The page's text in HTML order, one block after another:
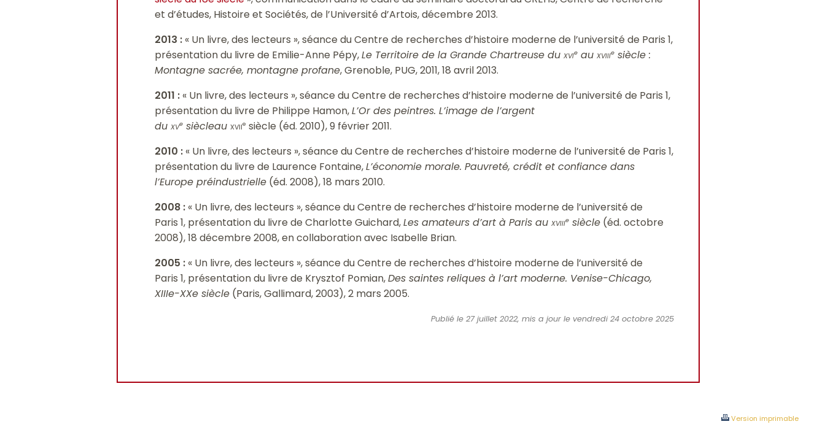
et d’études, Histoire et Sociétés, de l’Université d’Artois, décembre 2013.
2013 : « Un livre, des lecteurs », séance du Centre de recherches d’histoire moderne de l’université de Paris 1,
présentation du livre de Emilie-Anne Pépy,Le Territoire de la Grande Chartreuse duxvie auxviiie siècle :
Montagne sacrée, montagne profane, Grenoble, PUG, 2011, 18 avril 2013.
2011 : « Un livre, des lecteurs », séance du Centre de recherches d’histoire moderne de l’université de Paris 1,
présentation du livre de Philippe Hamon,L’Or des peintres. L’image de l’argent
duxve siècleauxviie siècle (éd. 2010), 9 février 2011.
2010 : « Un livre, des lecteurs », séance du Centre de recherches d’histoire moderne de l’université de Paris 1,
présentation du livre de Laurence Fontaine,L’économie morale. Pauvreté, crédit et confiance dans
l’Europe préindustrielle (éd. 2008), 18 mars 2010.
2008 : « Un livre, des lecteurs », séance du Centre de recherches d’histoire moderne de l’université de
Paris 1, présentation du livre de Charlotte Guichard,Les amateurs d’art à Paris auxviiie siècle (éd. octobre
2008), 18 décembre 2008, en collaboration avec Isabelle Brian.
2005 : « Un livre, des lecteurs », séance du Centre de recherches d’histoire moderne de l’université de
Paris 1, présentation du livre de Krysztof Pomian,Des saintes reliques à l’art moderne. Venise-Chicago,
XIIIe-XXe siècle (Paris, Gallimard, 2003), 2 mars 2005.
Publié le 27 juillet 2022, mis a jour le vendredi 24 octobre 2025
Version imprimable